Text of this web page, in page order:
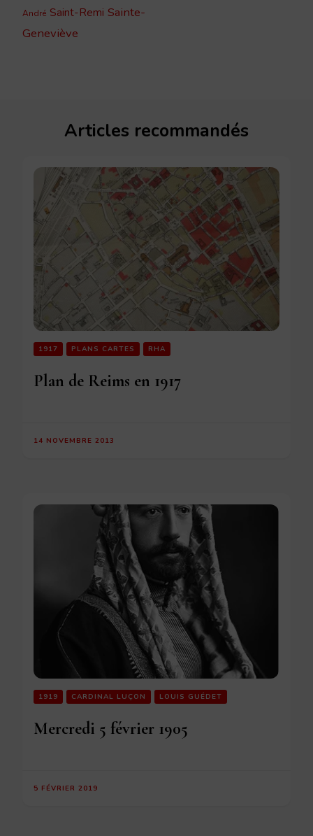
André Saint-Remi Sainte-
Geneviève
Articles recommandés
1917 PLANS CARTES RHA
Plan de Reims en 1917
14 NOVEMBRE 2013
1919 CARDINAL LUÇON LOUIS GUÉDET
Mercredi 5 février 1905
5 FÉVRIER 2019